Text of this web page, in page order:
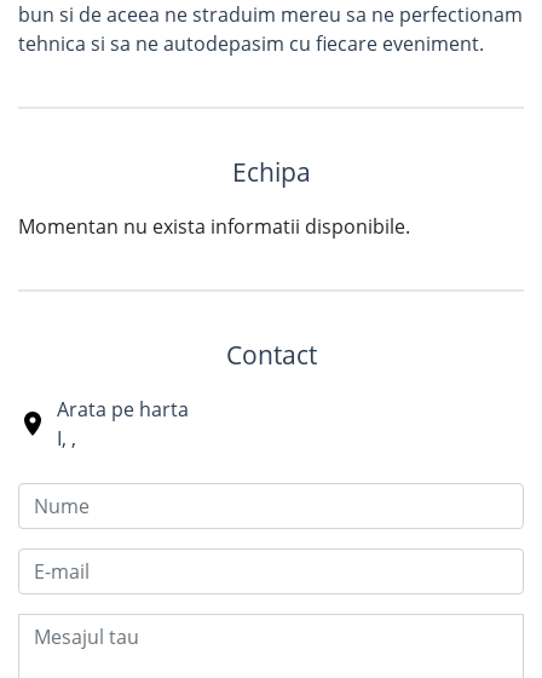
bun si de aceea ne straduim mereu sa ne perfectionam
tehnica si sa ne autodepasim cu fiecare eveniment.
Echipa
Momentan nu exista informatii disponibile.
Contact
Arata pe harta
I, ,